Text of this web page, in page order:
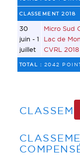
CLASSEMENT 2018
30
juin - 1
juillet
Micro Sud
Lac de
CVRL 2018
TOTAL : 2042